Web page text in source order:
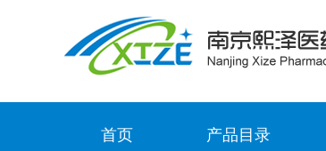
首页 产品目录